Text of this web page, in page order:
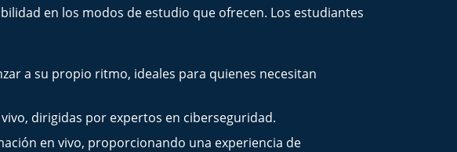
en los modos de estudio que ofrecen. Los estudiantes
a su propio ritmo, ideales para quienes necesitan
dirigidas por expertos en ciberseguridad.
en vivo, proporcionando una experiencia de